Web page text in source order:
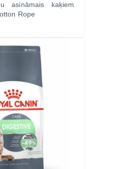
asināmais kaķiem
Rope